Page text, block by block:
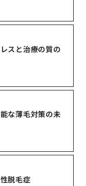
スと治療の質の
な薄毛対策の未
脱毛症